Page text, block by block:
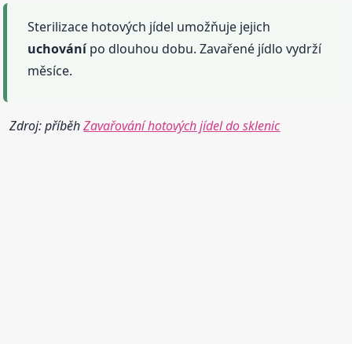
Sterilizace hotových jídel umožňuje jejich
uchovánípo dlouhou dobu. Zavařené jídlo vydrží
měsíce.
Zdroj: příběhZavařování hotových jídel do sklenic